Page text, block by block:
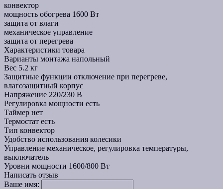
конвектор
мощность обогрева 1600 Вт
защита от влаги
механическое управление
защита от перегрева
Характеристики товара
Варианты монтажа напольный
Вес 5.2 кг
Защитные функции отключение при перегреве,
влагозащитный корпус
Напряжение 220/230 В
Регулировка мощности есть
Таймер нет
Термостат есть
Тип конвектор
Удобство использования колесики
Управление механическое, регулировка температуры,
выключатель
Уровни мощности 1600/800 Вт
Написать отзыв
Ваше имя: